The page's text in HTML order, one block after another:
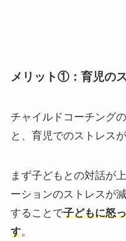
メリット①：育児の
チャイルドコーチング
と、育児でのストレス
まず子どもとの対話が
ーションのストレスが
することで子どもに怒
す。